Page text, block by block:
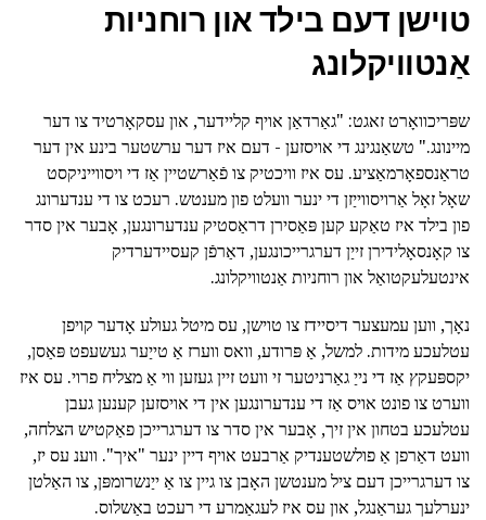
טוישן דעם בילד און רוחניות
אַנטוויקלונג
שפּריכוואָרט זאגט: "גאַרדאַן אויף קליידער, און עסקאָרטיד צו דער
מיינונג." טשאַנגינג די אויסזען - דעם איז דער ערשטער בינע אין דער
טראַנספאָרמאַציע. עס איז וויכטיק צו פֿאַרשטיין אַז די ויסווייניקסט
שאָל זאָל אַרויסווייַזן די ינער וועלט פון מענטש. רעכט צו די ענדערונג
פון בילד איז טאַקע קען פּאַסירן דראַסטיק ענדערונגען, אָבער אין סדר
צו קאָנסאָלידירן זייַן דערגרייכונגען, דאַרפֿן קעסיידערדיק
אינטעלעקטואַל און רוחניות אַנטוויקלונג.
נאָך, ווען עמעצער דיסיידז צו טוישן, עס מיטל געולע אָדער קויפן
עטלעכע מידות. למשל, אַ פּרודע, וואס ווערז אַ טייַער געשעפט פּאַסן,
יקספּעקץ אַז די נייַ גאַרניטער זי וועט זיין געזען ווי אַ מצליח פרוי. עס איז
ווערט צו פונט אויס אַז די ענדערונגען אין די אויסזען קענען געבן
עטלעכע בטחון אין זיך, אָבער אין סדר צו דערגרייכן פאַקטיש הצלחה,
וועט דאַרפן אַ פולשטענדיק אַרבעט אויף דיין ינער "איך". ווענ עס יז,
צו דערגרייכן דעם ציל מענטשן האָבן צו גיין צו אַ ייַנשרומפּן, צו האַלטן
ינערלעך געראַנגל, און עס איז לעגאַמרע די רעכט באַשלוס.